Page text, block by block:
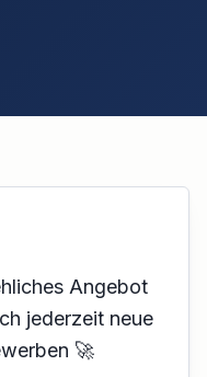
Angebot
jederzeit neue
🚀